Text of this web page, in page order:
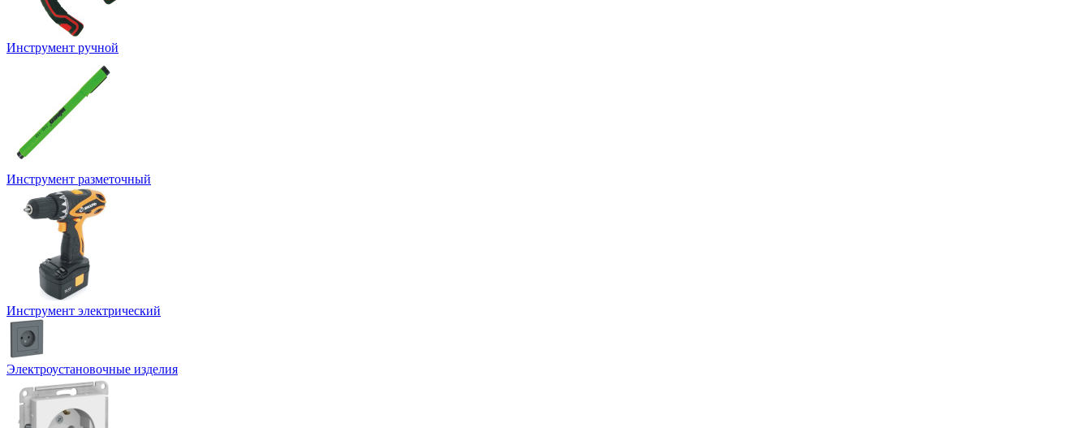
Инструмент ручной
Инструмент разметочный
Инструмент электрический
Электроустановочные изделия